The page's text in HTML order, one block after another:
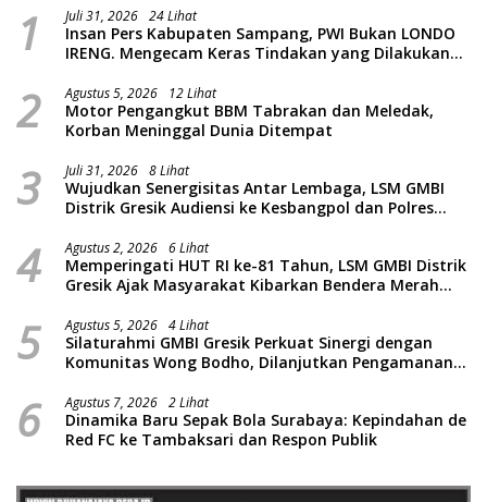
1 Juli 31, 2026 24 Lihat
Insan Pers Kabupaten Sampang, PWI Bukan LONDO
IRENG. Mengecam Keras Tindakan yang Dilakukan
2 Agustus 5, 2026 12 Lihat
Motor Pengangkut BBM Tabrakan dan Meledak,
Korban Meninggal Dunia Ditempat
3 Juli 31, 2026 8 Lihat
Wujudkan Senergisitas Antar Lembaga, LSM GMBI
Distrik Gresik Audiensi ke Kesbangpol dan Polres
Piatu
4 Agustus 2, 2026 6 Lihat
Memperingati HUT RI ke-81 Tahun, LSM GMBI Distrik
Gresik Ajak Masyarakat Kibarkan Bendera Merah
5 Agustus 5, 2026 4 Lihat
Silaturahmi GMBI Gresik Perkuat Sinergi dengan
Komunitas Wong Bodho, Dilanjutkan Pengamanan
Massal dan Santunan Anak Yatim
6 Agustus 7, 2026 2 Lihat
Dinamika Baru Sepak Bola Surabaya: Kepindahan de
Red FC ke Tambaksari dan Respon Publik